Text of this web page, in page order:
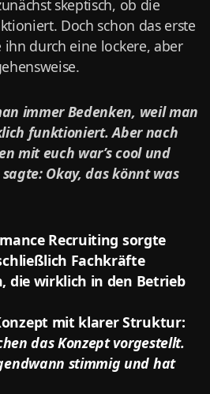
skeptisch, ob die
Doch schon das erste
ihn durch eine lockere, aber
immer Bedenken, weil man
funktioniert. Aber nach
mit euch war’s cool und
Okay, das könnt was
Recruiting sorgte
Fachkräfte
die wirklich in den Betrieb
mit klarer Struktur:
das Konzept vorgestellt.
stimmig und hat